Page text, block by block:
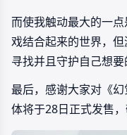
而使我触动最大的一
戏结合起来的世界，
寻找并且守护自己想要
最后，感谢大家对《
体将于28日正式发售